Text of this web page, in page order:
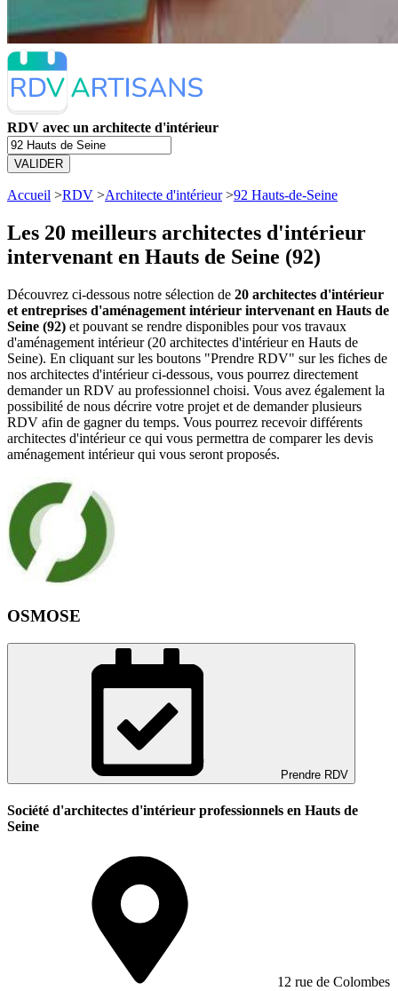
RDV avec un architecte d'intérieur
VALIDER
Accueil >RDV >Architecte d'intérieur>92 Hauts-de-Seine
Les 20 meilleurs architectes d'intérieur
intervenant en Hauts de Seine (92)
Découvrez ci-dessous notre sélection de 20 architectes d'intérieur
et entreprises d'aménagement intérieur intervenant en Hauts de
Seine (92) et pouvant se rendre disponibles pour vos travaux
d'aménagement intérieur (20 architectes d'intérieur en Hauts de
Seine). En cliquant sur les boutons "Prendre RDV" sur les fiches de
nos architectes d'intérieur ci-dessous, vous pourrez directement
demander un RDV au professionnel choisi. Vous avez également la
possibilité de nous décrire votre projet et de demander plusieurs
RDV afin de gagner du temps. Vous pourrez recevoir différents
architectes d'intérieur ce qui vous permettra de comparer les devis
aménagement intérieur qui vous seront proposés.
OSMOSE
Prendre RDV
Société d'architectes d'intérieur professionnels en Hauts de
Seine
12 rue de Colombes